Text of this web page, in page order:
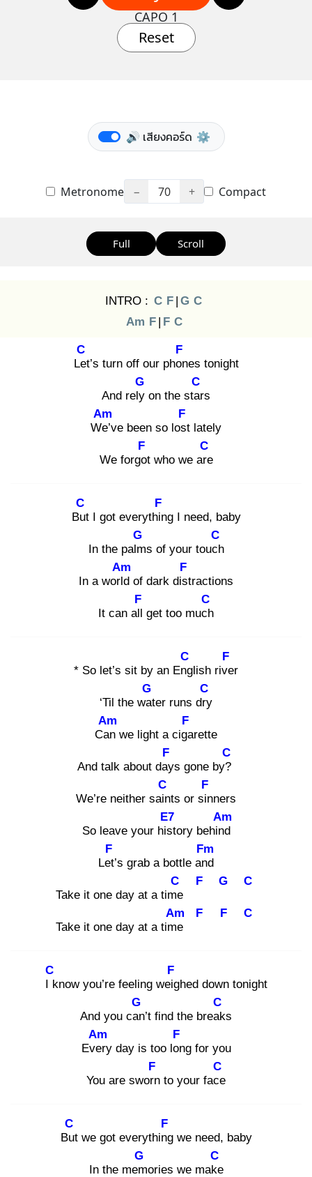
CAPO 1
Reset
🔊 เสียงคอร์ด ⚙️
Metronome − 70 + Compact
Full Scroll
INTRO : C F | G C
Am F | F C
Let
C
’s turn off our phon
F
es tonight
And rely
G
on the star
C
s
We’
Am
ve been so lost
F
lately
We forgot
F
who we are
C
But
C
I got everythin
F
g I need, baby
In the palm
G
s of your touch
C
In a world
Am
of dark dist
F
ractions
It can all
F
get too much
C
* So let’s sit by an Eng
C
lish rive
F
r
‘Til the wat
G
er runs dry
C
Can
Am
we light a ciga
F
rette
And talk about day
F
s gone by?
C
We’re neither sain
C
ts or sin
F
ners
So leave your hist
E7
ory behind
Am
Let’
F
s grab a bottle and
Fm
Take it one day at a time
C F G C
Take it one day at a time
Am F F C
I k
C
now you’re feeling weig
F
hed down tonight
And you can
G
’t find the break
C
s
Ever
Am
y day is too lon
F
g for you
You are sworn
F
to your face
C
But
C
we got everything
F
we need, baby
In the mem
G
ories we make
C